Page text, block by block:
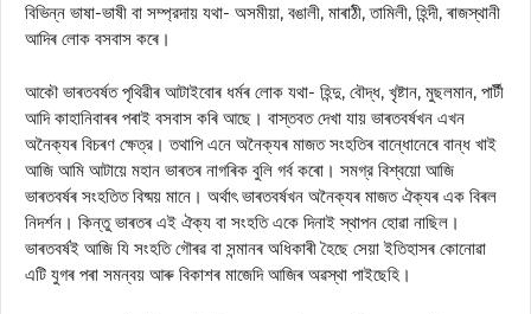
বিভিন্ন ভাষা-ভাষী বা সম্প্রদায় যথা- অসমীয়া, বঙালী, মাৰাঠী, তামিলী, হিন্দী, ৰাজস্থানী
আদিৰ লোক বসবাস কৰে।
আকৌ ভাৰতবৰ্ষত পৃথিৱীৰ আটাইবোৰ ধৰ্মৰ লোক যথা- হিন্দু, বৌদ্ধ, খৃষ্টান, মুছলমান, পার্টী
আদি কাহানিবাৰৰ পৰাই বসবাস কৰি আছে। বাস্তবত দেখা যায় ভাৰতবৰ্ষখন এখন
অনৈক্যৰ বিচৰণ ক্ষেত্র। তথাপি এনে অনৈক্যৰ মাজত সংহতিৰ বান্ধোনেৰে বান্ধ খাই
আজি আমি আটায়ে মহান ভাৰতৰ নাগৰিক বুলি গর্ব কৰো। সমগ্র বিশ্বয়ো আজি
ভাৰতবৰ্ষৰ সংহতিত বিষ্ময় মানে। অর্থাৎ ভাৰতবৰ্ষখন অনৈক্যৰ মাজত ঐক্যৰ এক বিৰল
নিদর্শন। কিন্তু ভাৰতৰ এই ঐক্য বা সংহতি একে দিনাই স্থাপন হোৱা নাছিল।
ভাৰতবৰ্ষই আজি যি সংহতি গৌৰৱ বা সন্মানৰ অধিকাৰী হৈছে সেয়া ইতিহাসৰ কোনোৱা
এটি যুগৰ পৰা সমন্বয় আৰু বিকাশৰ মাজেদি আজিৰ অৱস্থা পাইছেহি।